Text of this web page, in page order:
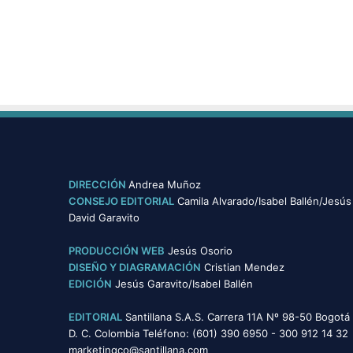
DIRECCIÓN Andrea Muñoz
CONSEJO EDITORIAL Camila Alvarado/Isabel Ballén/Jesús
David Garavito
PRODUCCIÓN WEB Jesús Osorio
DISEÑO Y DIAGRAMACIÓN Cristian Mendez
EDICIÓN Jesús Garavito/Isabel Ballén
EDITORIAL Santillana S.A.S. Carrera 11A Nº 98-50 Bogotá
D. C. Colombia Teléfono: (601) 390 6950 - 300 912 14 32
marketingco@santillana.com